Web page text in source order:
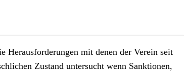
mit denen der Verein seit
Zustand untersucht wenn Sanktionen,